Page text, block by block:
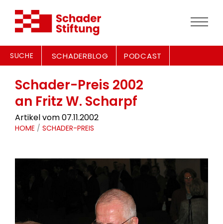
SUCHE SCHADERBLOG PODCAST
Schader-Preis 2002
an Fritz W. Scharpf
Artikel vom 07.11.2002
HOME / SCHADER-PREIS